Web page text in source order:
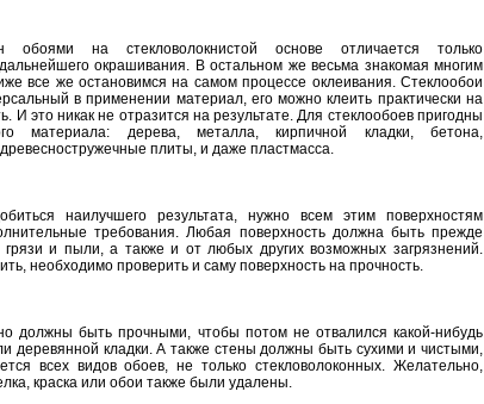
обоями на стекловолокнистой основе отличается только
окрашивания. В остальном же весьма знакомая многим
все же остановимся на самом процессе оклеивания. Стеклообои
в применении материал, его можно клеить практически на
И это никак не отразится на результате. Для стеклообоев пригодны
материала: дерева, металла, кирпичной кладки, бетона,
плиты, и даже пластмасса.
наилучшего результата, нужно всем этим поверхностям
требования. Любая поверхность должна быть прежде
грязи и пыли, а также и от любых других возможных загрязнений.
необходимо проверить и саму поверхность на прочность.
должны быть прочными, чтобы потом не отвалился какой-нибудь
деревянной кладки. А также стены должны быть сухими и чистыми,
всех видов обоев, не только стекловолоконных. Желательно,
краска или обои также были удалены.